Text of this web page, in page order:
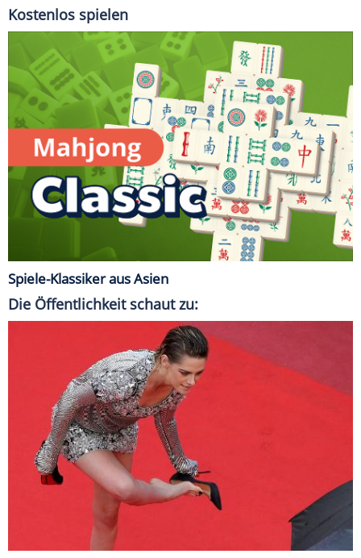
Kostenlos spielen
Spiele-Klassiker aus Asien
Die Öffentlichkeit schaut zu: